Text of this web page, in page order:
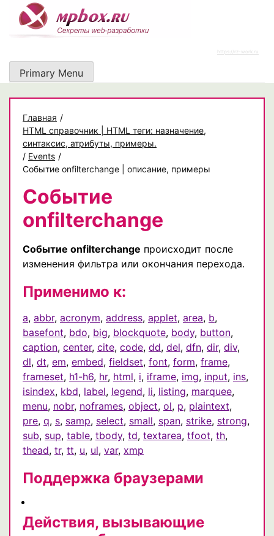
content
https://rz-work.ru
Primary Menu
Главная /
HTML справочник | HTML теги: назначение,
синтаксис, атрибуты, примеры.
/ Events /
Событие onfilterchange | описание, примеры
Событие
onfilterchange
Событие onfilterchange происходит после
изменения фильтра или окончания перехода.
Применимо к:
a, abbr, acronym, address, applet, area, b,
basefont, bdo, big, blockquote, body, button,
caption, center, cite, code, dd, del, dfn, dir, div,
dl, dt, em, embed, fieldset, font, form, frame,
frameset, h1-h6, hr, html, i, iframe, img, input, ins,
isindex, kbd, label, legend, li, listing, marquee,
menu, nobr, noframes, object, ol, p, plaintext,
pre, q, s, samp, select, small, span, strike, strong,
sub, sup, table, tbody, td, textarea, tfoot, th,
thead, tr, tt, u, ul, var, xmp
Поддержка браузерами
Действия, вызывающие